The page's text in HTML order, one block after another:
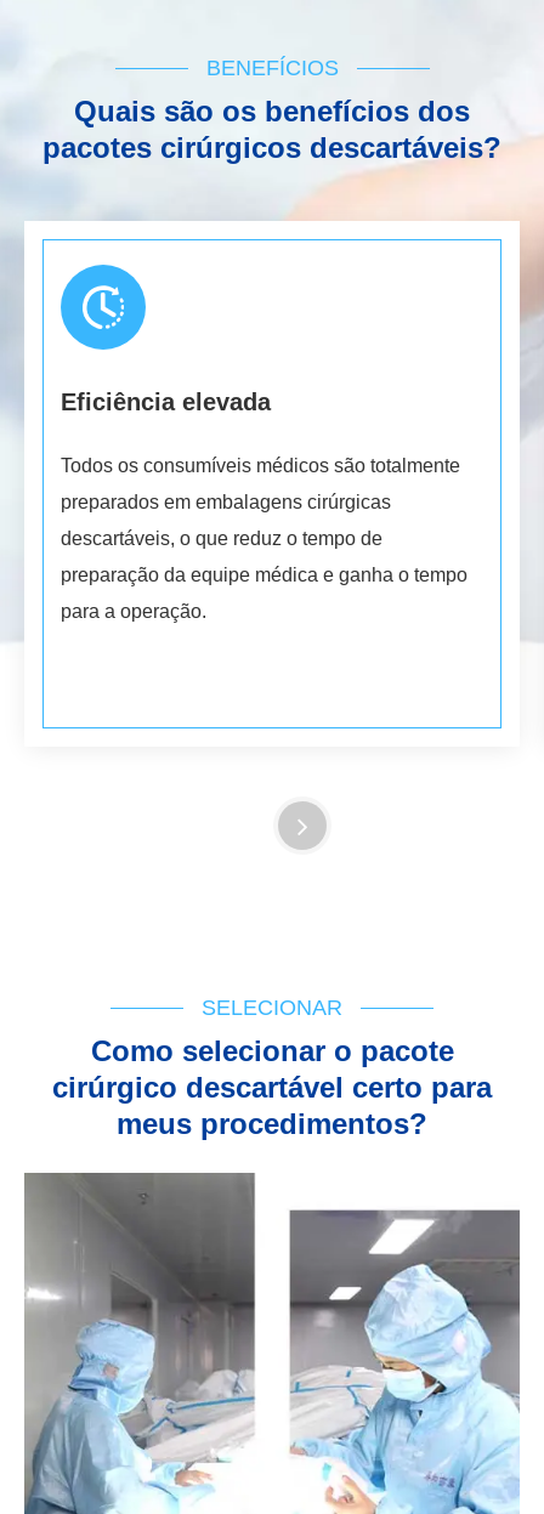
BENEFÍCIOS
Quais são os benefícios dos
pacotes cirúrgicos descartáveis?
Eficiência elevada
Todos os consumíveis médicos são totalmente
preparados em embalagens cirúrgicas
descartáveis, o que reduz o tempo de
preparação da equipe médica e ganha o tempo
para a operação.
SELECIONAR
Como selecionar o pacote
cirúrgico descartável certo para
meus procedimentos?